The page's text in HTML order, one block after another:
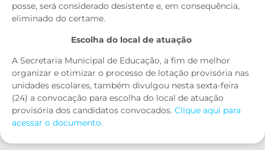
posse, será considerado desistente e, em consequência,
eliminado do certame.
Escolha do local de atuação
A Secretaria Municipal de Educação, a fim de melhor
organizar e otimizar o processo de lotação provisória nas
unidades escolares, também divulgou nesta sexta-feira
(24) a convocação para escolha do local de atuação
provisória dos candidatos convocados. Clique aqui para
acessar o documento.